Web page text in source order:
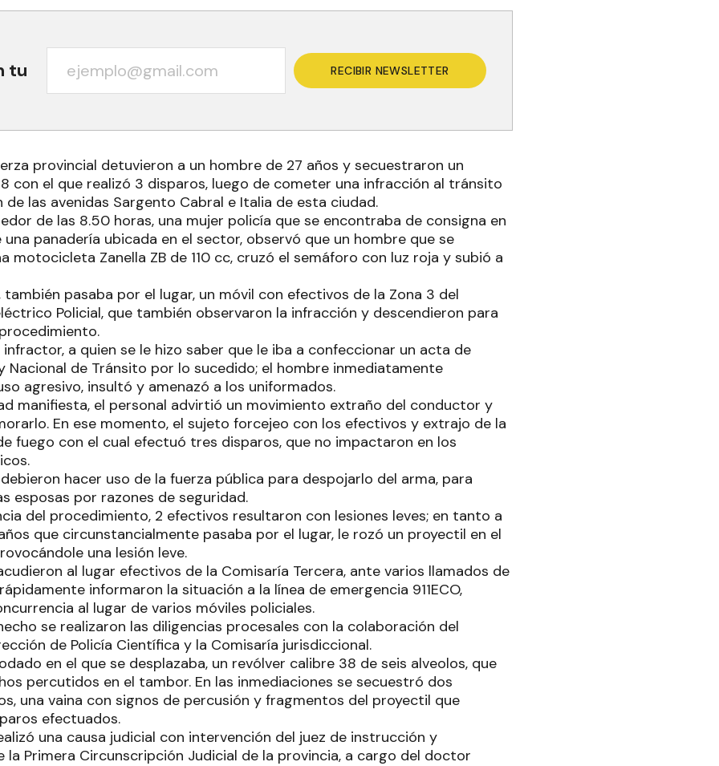
tu RECIBIR NEWSLETTER
provincial detuvieron a un hombre de 27 años y secuestraron un
con el que realizó 3 disparos, luego de cometer una infracción al tránsito
de las avenidas Sargento Cabral e Italia de esta ciudad.
de las 8.50 horas, una mujer policía que se encontraba de consigna en
panadería ubicada en el sector, observó que un hombre que se
motocicleta Zanella ZB de 110 cc, cruzó el semáforo con luz roja y subió a
también pasaba por el lugar, un móvil con efectivos de la Zona 3 del
Policial, que también observaron la infracción y descendieron para
a quien se le hizo saber que le iba a confeccionar un acta de
Nacional de Tránsito por lo sucedido; el hombre inmediatamente
agresivo, insultó y amenazó a los uniformados.
manifiesta, el personal advirtió un movimiento extraño del conductor y
En ese momento, el sujeto forcejeo con los efectivos y extrajo de la
fuego con el cual efectuó tres disparos, que no impactaron en los
hacer uso de la fuerza pública para despojarlo del arma, para
esposas por razones de seguridad.
del procedimiento, 2 efectivos resultaron con lesiones leves; en tanto a
que circunstancialmente pasaba por el lugar, le rozó un proyectil en el
una lesión leve.
al lugar efectivos de la Comisaría Tercera, ante varios llamados de
informaron la situación a la línea de emergencia 911ECO,
al lugar de varios móviles policiales.
se realizaron las diligencias procesales con la colaboración del
de Policía Científica y la Comisaría jurisdiccional.
en el que se desplazaba, un revólver calibre 38 de seis alveolos, que
percutidos en el tambor. En las inmediaciones se secuestró dos
una vaina con signos de percusión y fragmentos del proyectil que
efectuados.
una causa judicial con intervención del juez de instrucción y
la Primera Circunscripción Judicial de la provincia, a cargo del doctor